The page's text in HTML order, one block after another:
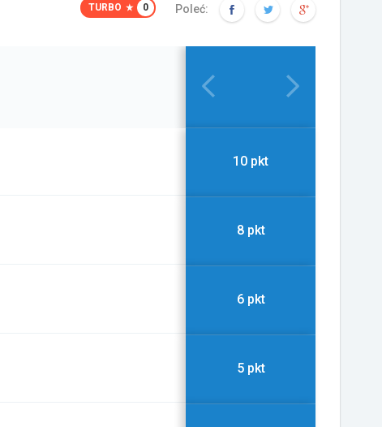
TURBO 0 Poleć:
10 pkt
8 pkt
6 pkt
5 pkt